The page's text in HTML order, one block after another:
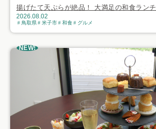
揚げたて天ぷらが絶品！ 大満足の和食ランチ
2026.08.02
鳥取県 米子市 和食 グルメ
NEW!